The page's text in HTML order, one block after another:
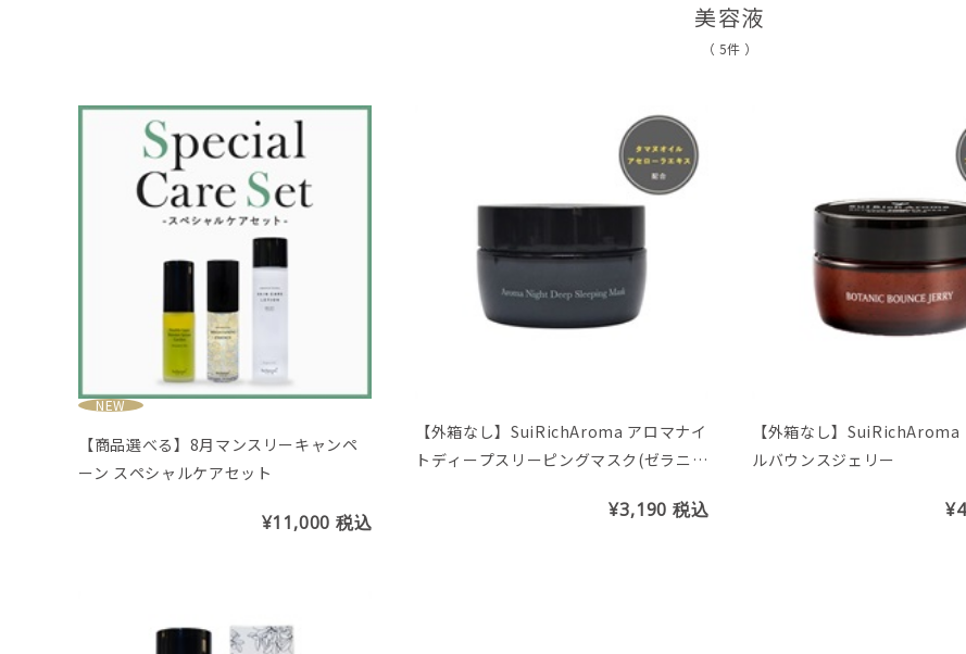
美容液
（ 5件 ）
NEW
【商品選べる】8月マンスリーキャンペ
ーン スペシャルケアセット
¥11,000税込
【外箱なし】SuiRichAroma アロマナイ
トディープスリーピングマスク(ゼラニウ
¥3,190税込
【外箱なし】
ルバウンスジェリー